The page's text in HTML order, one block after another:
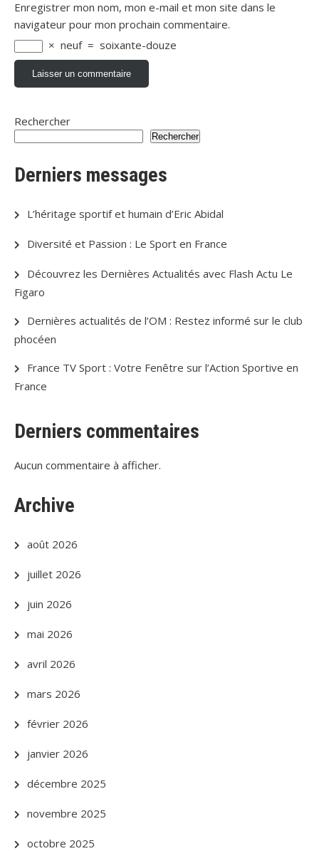
Enregistrer mon nom, mon e-mail et mon site dans le
navigateur pour mon prochain commentaire.
× neuf = soixante-douze
Rechercher
Rechercher
Derniers messages
L’héritage sportif et humain d’Eric Abidal
Diversité et Passion : Le Sport en France
Découvrez les Dernières Actualités avec Flash Actu Le
Figaro
Dernières actualités de l’OM : Restez informé sur le club
phocéen
France TV Sport : Votre Fenêtre sur l’Action Sportive en
France
Derniers commentaires
Aucun commentaire à afficher.
Archive
août 2026
juillet 2026
juin 2026
mai 2026
avril 2026
mars 2026
février 2026
janvier 2026
décembre 2025
novembre 2025
octobre 2025